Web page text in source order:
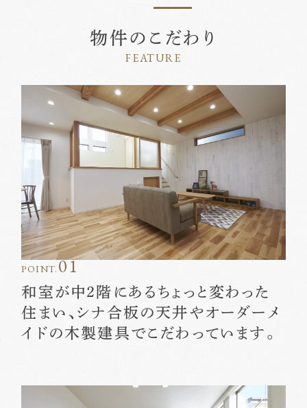
物件のこだわり
FEATURE
POINT.01
和室が中２階にあるちょっと変わった
住まい、シナ合板の天井やオーダーメ
イドの木製建具でこだわっています。